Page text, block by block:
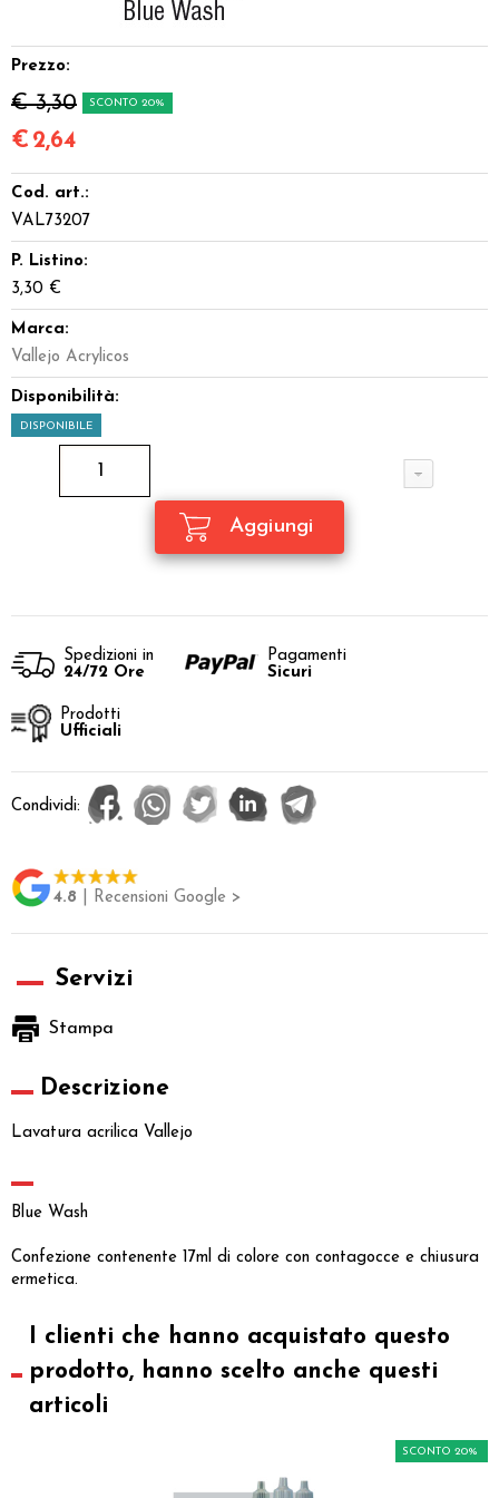
Giocattoli e Gadget
Offerte del Dragone
Prezzo:
€ 3,30 SCONTO 20%
€ 2,64
Cod. art.:
VAL73207
P. Listino:
3,30 €
Marca:
Vallejo Acrylicos
Disponibilità:
DISPONIBILE
Spedizioni in
24/72 Ore
Pagamenti
Sicuri
Prodotti
Ufficiali
Condividi:
4.8 | Recensioni Google >
Servizi
Stampa
Descrizione
Lavatura acrilica Vallejo
Blue Wash
Confezione contenente 17ml di colore con contagocce e chiusura
ermetica.
I clienti che hanno acquistato questo
prodotto, hanno scelto anche questi
articoli
SCONTO 20%